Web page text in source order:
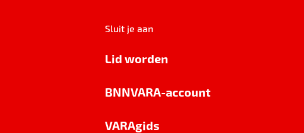
Sluit je aan
Lid worden
BNNVARA-account
VARAgids